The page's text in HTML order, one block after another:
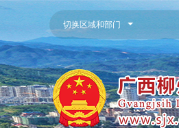
切换区域和部门